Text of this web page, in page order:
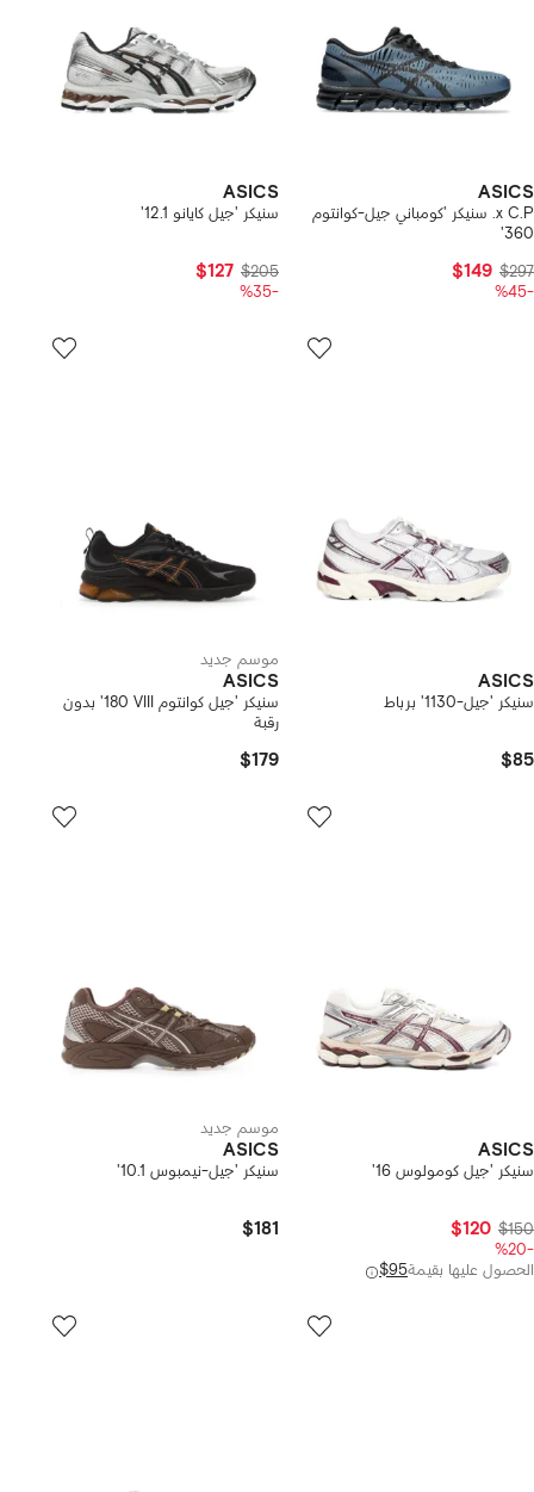
ASICS
x C.P. سنيكر 'كومباني جيل-كوانتوم
360'
$297
$149
-%45
ASICS
سنيكر 'جيل كايانو 12.1'
$205
$127
-%35
ASICS
سنيكر 'جيل-1130' برباط
$85
موسم جديد
ASICS
سنيكر 'جيل كوانتوم ‪180 VIII‬' بدون
رقبة
$179
ASICS
سنيكر 'جيل كومولوس 16'
$150
$120
-%20
الحصول عليها بقيمة$95
موسم جديد
ASICS
سنيكر 'جيل-نيمبوس 10.1'
$181